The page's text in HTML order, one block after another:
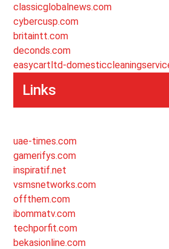
classicglobalnews.com
cybercusp.com
britaintt.com
deconds.com
easycartltd-
Links
uae-times.com
gamerifys.com
inspiratif.net
vsmsnetworks.com
offthem.com
ibommatv.com
techporfit.com
bekasionline.com